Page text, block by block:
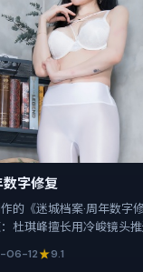
数字修复
的《迷城档案·周年数字
杜琪峰擅长用冷峻镜头
田将晖、张家辉、赵涛的
06-12；片长175分钟；
06-12 9.1